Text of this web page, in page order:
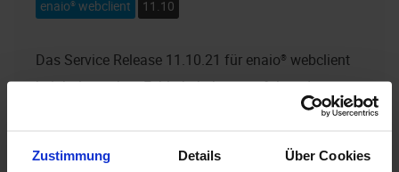
Zustimmung Details Über Cookies
enaio® webclient 11.10
Das Service Release 11.10.21 für enaio® webclient
beinhaltet neben Fehlerbehebungen folgende
Ab dem Service Release 11.10.20 wird